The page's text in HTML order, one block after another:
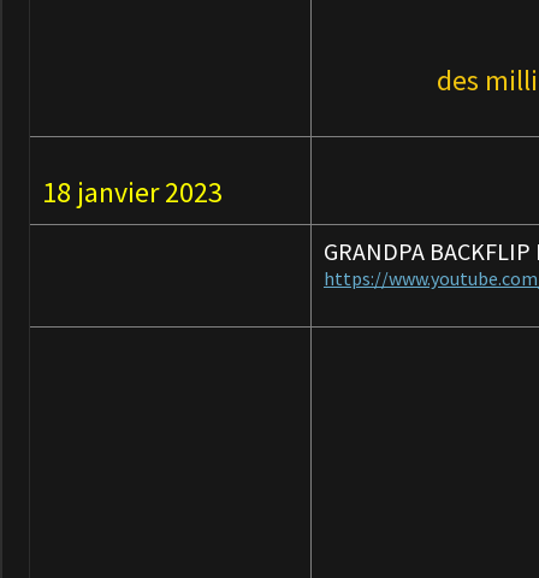
des
18 janvier 2023
GRANDPA
https://